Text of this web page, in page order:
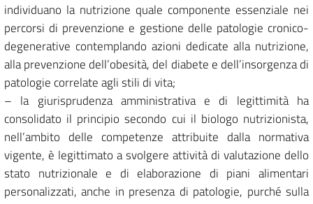
individuano la nutrizione quale componente essenziale nei
percorsi di prevenzione e gestione delle patologie cronico-
degenerative contemplando azioni dedicate alla nutrizione,
alla prevenzione dell’obesità, del diabete e dell’insorgenza di
patologie correlate agli stili di vita;
– la giurisprudenza amministrativa e di legittimità ha
consolidato il principio secondo cui il biologo nutrizionista,
nell’ambito delle competenze attribuite dalla normativa
vigente, è legittimato a svolgere attività di valutazione dello
stato nutrizionale e di elaborazione di piani alimentari
personalizzati, anche in presenza di patologie, purché sulla